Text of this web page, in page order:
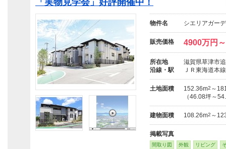
物件名 シエリアガー
販売価格 4900万円
所在地
滋賀県草津市
沿線・駅
ＪＲ東海道本
土地面積 152.36m2 ～
（46.08坪～
建物面積 108.26m2 ～
掲載写真
間取り図 外観 リビング